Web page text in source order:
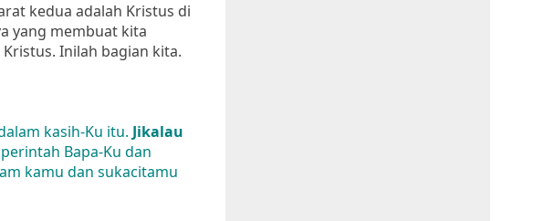
kedua adalah Kristus di
yang membuat kita
Inilah bagian kita.
kasih-Ku itu. Jikalau
Bapa-Ku dan
kamu dan sukacitamu